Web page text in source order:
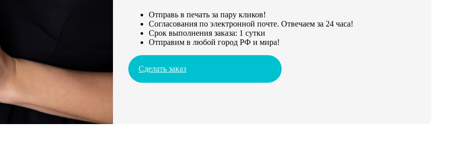
Отправь в печать за пару кликов!
Согласования по электронной почте. Отвечаем за 24 часа!
Срок выполнения заказа: 1 сутки
Отправим в любой город РФ и мира!
Сделать заказ